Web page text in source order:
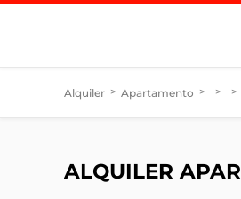
Alquiler > Apartamento > > >
ALQUILER